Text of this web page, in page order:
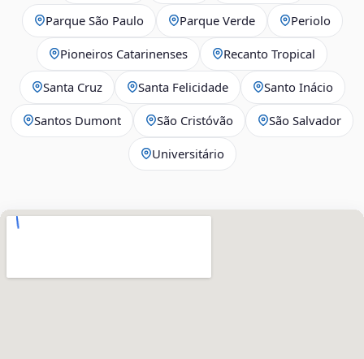
Parque São Paulo Parque Verde Periolo
Pioneiros Catarinenses Recanto Tropical
Santa Cruz Santa Felicidade Santo Inácio
Santos Dumont São Cristóvão São Salvador
Universitário